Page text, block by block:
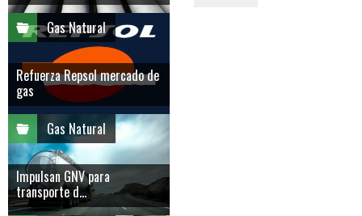
Gas Natural
Refuerza Repsol mercado de
gas
Gas Natural
Impulsan GNV para
transporte d...